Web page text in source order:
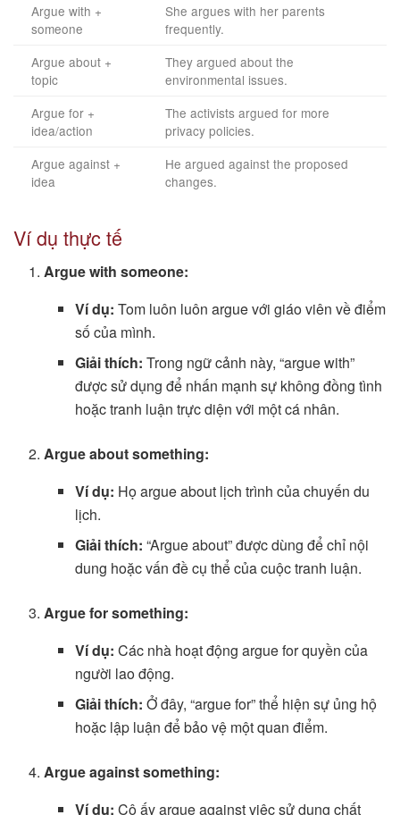
Argue with +
someone
She argues with her parents
frequently.
Argue about +
topic
They argued about the
environmental issues.
Argue for +
idea/action
The activists argued for more
privacy policies.
Argue against +
idea
He argued against the proposed
changes.
Ví dụ thực tế
Argue with someone:
Ví dụ: Tom luôn luôn argue với giáo viên về điểm
số của mình.
Giải thích: Trong ngữ cảnh này, “argue with”
được sử dụng để nhấn mạnh sự không đồng tình
hoặc tranh luận trực diện với một cá nhân.
Argue about something:
Ví dụ: Họ argue about lịch trình của chuyến du
lịch.
Giải thích: “Argue about” được dùng để chỉ nội
dung hoặc vấn đề cụ thể của cuộc tranh luận.
Argue for something:
Ví dụ: Các nhà hoạt động argue for quyền của
người lao động.
Giải thích: Ở đây, “argue for” thể hiện sự ủng hộ
hoặc lập luận để bảo vệ một quan điểm.
Argue against something:
Ví dụ: Cô ấy argue against việc sử dụng chất